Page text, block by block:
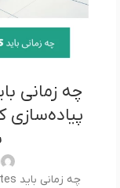
پیاده‌سازی